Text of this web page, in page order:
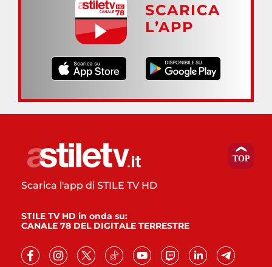
SCARICA
L’APP
Scarica l'app di STILE TV HD
STILE TV HD in onda su:
CANALE 78 DEL DIGITALE TERRESTRE